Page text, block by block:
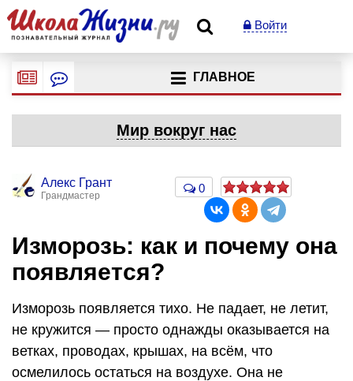
Войти
ГЛАВНОЕ
Мир вокруг нас
Алекс Грант
Грандмастер
0
Изморозь: как и почему она
появляется?
Изморозь появляется тихо. Не падает, не летит,
не кружится — просто однажды оказывается на
ветках, проводах, крышах, на всём, что
осмелилось остаться на воздухе. Она не